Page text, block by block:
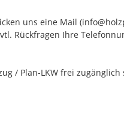
uns eine Mail
Rückfragen Ihre
/ Plan-LKW frei zugänglich